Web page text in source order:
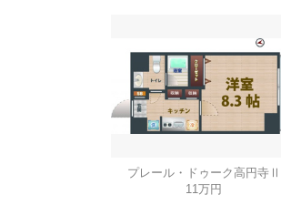
プレール・ドゥーク高円寺Ⅱ
11万円